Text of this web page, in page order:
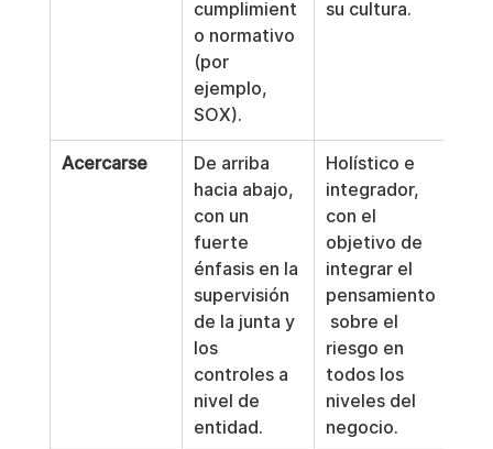
cumplimient
o normativo
(por
ejemplo,
SOX).
su cultura.
Acercarse
De arriba
hacia abajo,
con un
fuerte
énfasis en la
supervisión
de la junta y
los
controles a
nivel de
entidad.
Holístico e
integrador,
con el
objetivo de
integrar el
pensamiento
sobre el
riesgo en
todos los
niveles del
negocio.